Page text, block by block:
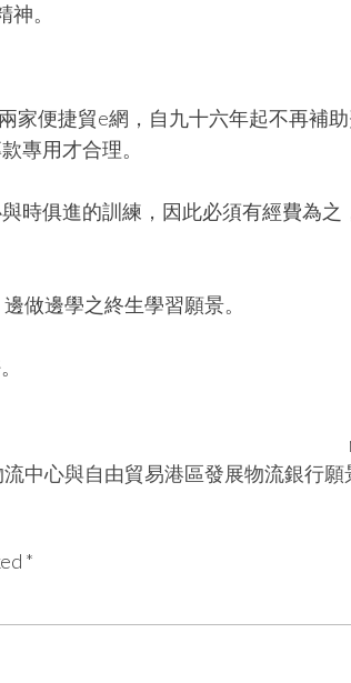
。
家便捷貿e網，自九十六年起不再補
專用才合理。
時俱進的訓練，因此必須有經費為之
做邊學之終生學習願景。
流中心與自由貿易港區發展物流銀行願
*